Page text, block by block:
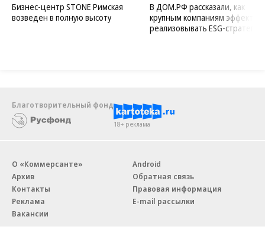
Бизнес-центр STONE Римская
возведен в полную высоту
В ДОМ.РФ рассказали, как
крупным компаниям
реализовывать ESG-стратегию
Благотворительный фонд
18+ реклама
О «Коммерсанте»
Архив
Контакты
Реклама
Вакансии
Android
Обратная связь
Правовая информация
E-mail рассылки